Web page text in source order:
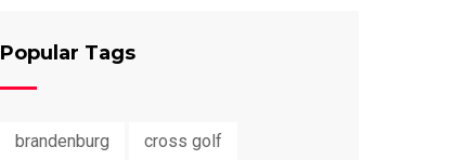
Popular Tags
brandenburg cross golf